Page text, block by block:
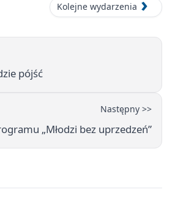
Kolejne wydarzenia
pójść
Następny >>
„Młodzi bez uprzedzeń”